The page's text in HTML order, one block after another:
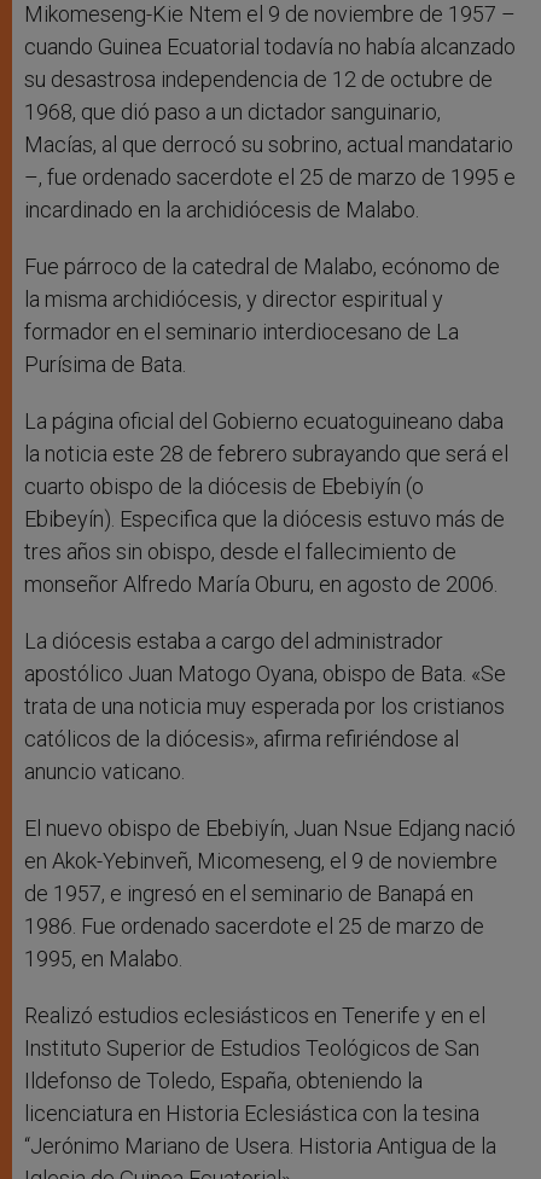
Mikomeseng-Kie Ntem el 9 de noviembre de 1957 –
cuando Guinea Ecuatorial todavía no había alcanzado
su desastrosa independencia de 12 de octubre de
1968, que dió paso a un dictador sanguinario,
Macías, al que derrocó su sobrino, actual mandatario
–, fue ordenado sacerdote el 25 de marzo de 1995 e
incardinado en la archidiócesis de Malabo.
Fue párroco de la catedral de Malabo, ecónomo de
la misma archidiócesis, y director espiritual y
formador en el seminario interdiocesano de La
Purísima de Bata.
La página oficial del Gobierno ecuatoguineano daba
la noticia este 28 de febrero subrayando que será el
cuarto obispo de la diócesis de Ebebiyín (o
Ebibeyín). Especifica que la diócesis estuvo más de
tres años sin obispo, desde el fallecimiento de
monseñor Alfredo María Oburu, en agosto de 2006.
La diócesis estaba a cargo del administrador
apostólico Juan Matogo Oyana, obispo de Bata. «Se
trata de una noticia muy esperada por los cristianos
católicos de la diócesis», afirma refiriéndose al
anuncio vaticano.
El nuevo obispo de Ebebiyín, Juan Nsue Edjang nació
en Akok-Yebinveñ, Micomeseng, el 9 de noviembre
de 1957, e ingresó en el seminario de Banapá en
1986. Fue ordenado sacerdote el 25 de marzo de
1995, en Malabo.
Realizó estudios eclesiásticos en Tenerife y en el
Instituto Superior de Estudios Teológicos de San
Ildefonso de Toledo, España, obteniendo la
licenciatura en Historia Eclesiástica con la tesina
“Jerónimo Mariano de Usera. Historia Antigua de la